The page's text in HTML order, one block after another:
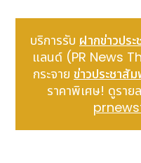
จะเล่นมินิเกมบนอินสตา
เพื่อเป็นการต่อยอดปร
ออนไลน์และออฟไลน์
หรือ "Offline to
โยงช่องทางจำหน่ายต่า
ก์ชั่น “แชทแอนด์ช้อป” เ
บริการรับ ฝากข่าวปร
แลนด์ (PR News
กระจาย ข่าวประชาสั
ราคาพิเศษ! ดูราย